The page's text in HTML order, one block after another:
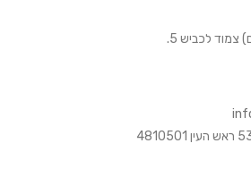
לכביש 5.